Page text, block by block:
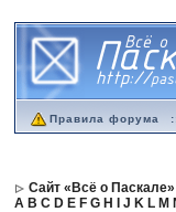
Правила форума
Сайт «Всё о Паскале»
A B C D E F G H J K L M